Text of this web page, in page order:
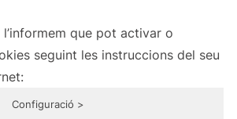
l’informem que pot activar o
seguint les instruccions del seu
Configuració >